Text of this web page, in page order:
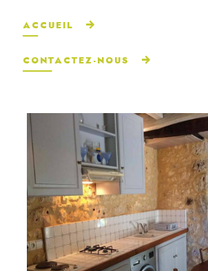
ACCUEIL
CONTACTEZ-NOUS